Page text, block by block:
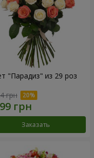
"Парадиз" из 29 роз
грн
Заказать